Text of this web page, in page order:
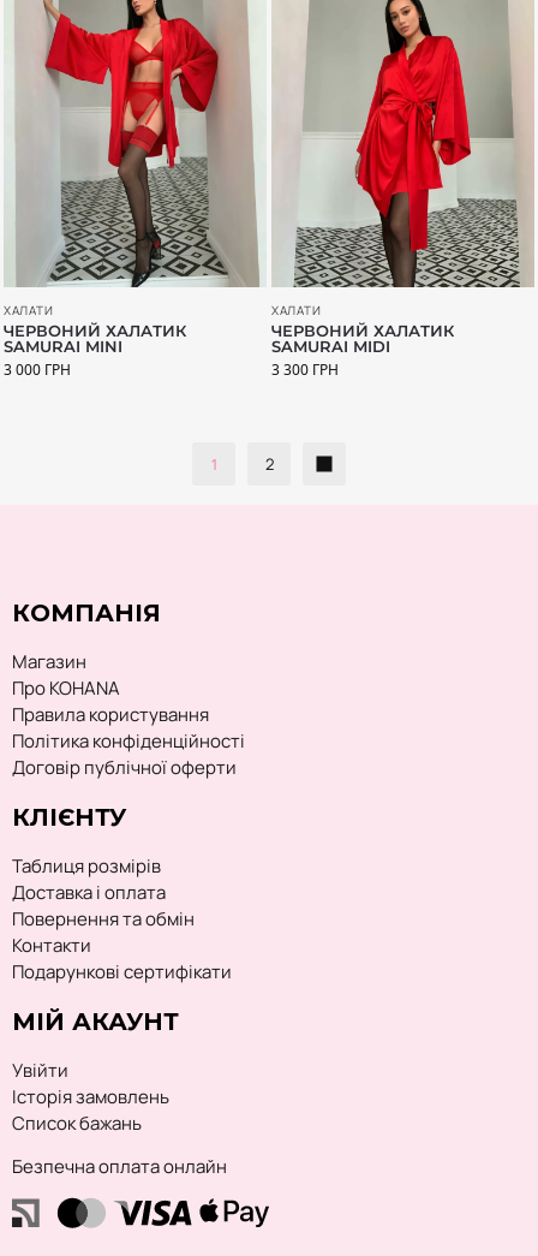
ХАЛАТИ
ЧЕРВОНИЙ ХАЛАТИК
SAMURAI MINI
3 000 ГРН
ХАЛАТИ
ЧЕРВОНИЙ ХАЛАТИК
SAMURAI MIDI
3 300 ГРН
1 2
КОМПАНІЯ
Магазин
Про KOHANA
Правила користування
Політика конфіденційності
Договір публічної оферти
КЛІЄНТУ
Таблиця розмірів
Доставка і оплата
Повернення та обмін
Контакти
Подарункові сертифікати
МІЙ АКАУНТ
Увійти
Історія замовлень
Список бажань
Безпечна оплата онлайн